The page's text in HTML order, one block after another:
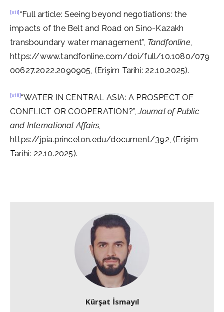
[xii]“Full article: Seeing beyond negotiations: the
impacts of the Belt and Road on Sino-Kazakh
transboundary water management”, Tandfonline,
https://www.tandfonline.com/doi/full/10.1080/079
00627.2022.2090905, (Erişim Tarihi: 22.10.2025).
[xiii]“WATER IN CENTRAL ASIA: A PROSPECT OF
CONFLICT OR COOPERATION?”,Journal of Public
and International Affairs,
https://jpia.princeton.edu/document/392, (Erişim
Tarihi: 22.10.2025).
Kürşat İsmayıl